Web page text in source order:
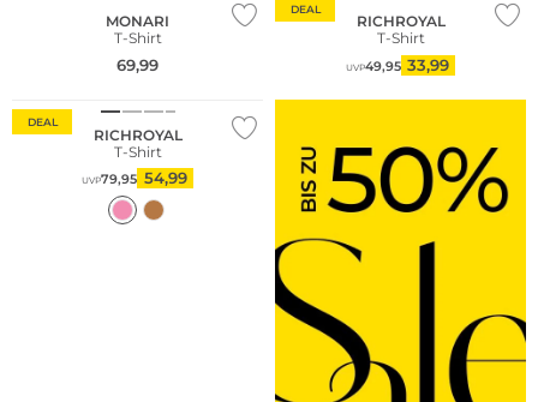
MONARI
T-Shirt
69,99
DEAL
RICHROYAL
T-Shirt
UVP49,95 33,99
DEAL
RICHROYAL
T-Shirt
UVP79,95 54,99